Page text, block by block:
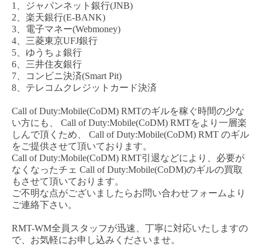
1、ジャパンネット銀行(JNB)
2、楽天銀行(E-BANK)
3、電子マネー(Webmoney)
4、三菱東京UFJ銀行
5、ゆうちょ銀行
6、三井住友銀行
7、コンビニ決済(Smart Pit)
8、テレコムクレジットカード決済
Call of Duty:Mobile(CoDM) RMTのギルを稼ぐ時間の少な
い方にも、
Call of Duty:Mobile(CoDM) RMTをより一層楽
しんで頂くため、
Call of Duty:Mobile(CoDM) RMT のギル
をご提供させて頂いております。
Call of Duty:Mobile(CoDM) RMT引退などにより、必要が
なくなったチェ Call of Duty:Mobile(CoDM)のギルの買取
もさせて頂いております。
ご不明な点がございましたらお問い合わせフォームより
ご連絡下さい。
RMT-WM全員スタッフが迅速、丁寧に対応いたしますの
で、お気軽にお申し込みくださいませ。